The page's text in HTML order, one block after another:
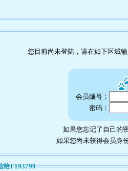
您目前尚未登陆，请在如下区域
会员编号：
密码：
如果您忘记了自己的
如果您尚未获得会员身
给F193799